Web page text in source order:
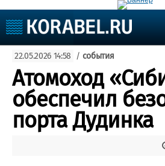
Судоходство
Судоремонт
События
Пресс-релизы
Порты
ВМФ
Образование
22.05.2026 14:58 / события
Атомоход
обеспечил
порта Дудинка